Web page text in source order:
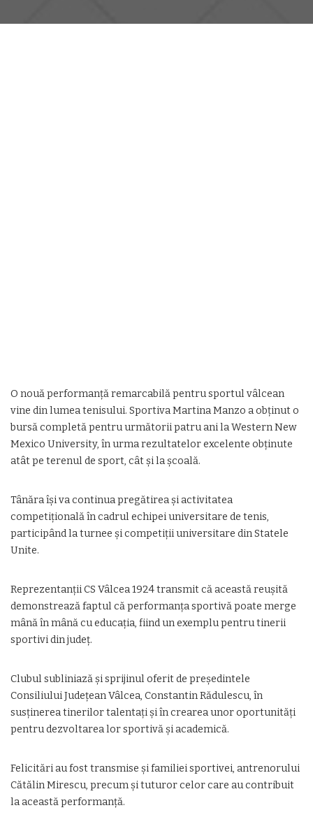
O nouă performanță remarcabilă pentru sportul vâlcean
vine din lumea tenisului. Sportiva Martina Manzo a obținut o
bursă completă pentru următorii patru ani la Western New
Mexico University, în urma rezultatelor excelente obținute
atât pe terenul de sport, cât și la școală.
Tânăra își va continua pregătirea și activitatea
competițională în cadrul echipei universitare de tenis,
participând la turnee și competiții universitare din Statele
Unite.
Reprezentanții CS Vâlcea 1924 transmit că această reușită
demonstrează faptul că performanța sportivă poate merge
mână în mână cu educația, fiind un exemplu pentru tinerii
sportivi din județ.
Clubul subliniază și sprijinul oferit de președintele
Consiliului Județean Vâlcea, Constantin Rădulescu, în
susținerea tinerilor talentați și în crearea unor oportunități
pentru dezvoltarea lor sportivă și academică.
Felicitări au fost transmise și familiei sportivei, antrenorului
Cătălin Mirescu, precum și tuturor celor care au contribuit
la această performanță.